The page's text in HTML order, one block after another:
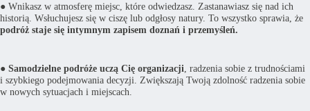
● Wnikasz w atmosferę miejsc, które odwiedzasz. Zastanawiasz się nad ich
historią. Wsłuchujesz się w ciszę lub odgłosy natury. To wszystko sprawia, że
podróż staje się intymnym zapisem doznań i przemyśleń.
● Samodzielne podróże uczą Cię organizacji , radzenia sobie z trudnościami
i szybkiego podejmowania decyzji. Zwiększają Twoją zdolność radzenia sobie
w nowych sytuacjach i miejscach.